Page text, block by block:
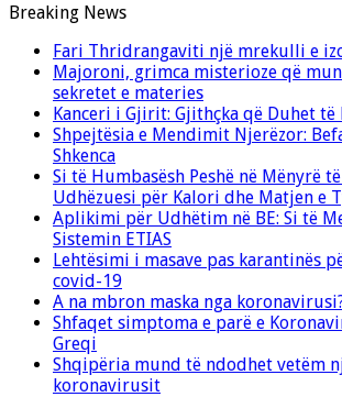
Breaking News
Fari Thridrangaviti një mrekulli e
Majoroni, grimca misterioze që
sekretet e materies
Kanceri i Gjirit: Gjithçka që Duhet të
Shpejtësia e Mendimit Njerëzor:
Shkenca
Si të Humbasësh Peshë në Mënyrë
Udhëzuesi për Kalori dhe Matjen e
Aplikimi për Udhëtim në BE: Si të
Sistemin ETIAS
Lehtësimi i masave pas karantinës
covid-19
A na mbron maska nga
Shfaqet simptoma e parë e
Greqi
Shqipëria mund të ndodhet vetëm
koronavirusit